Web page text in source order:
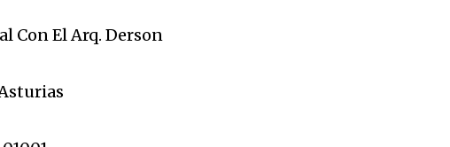
Con El Arq. Derson